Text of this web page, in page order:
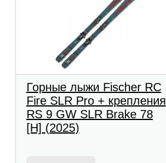
Горные лыжи Fischer RC
Fire SLR Pro + крепления
RS 9 GW SLR Brake 78
[H] (2025)